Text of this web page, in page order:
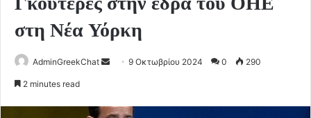
στη Νέα Υόρκη
AdminGreekChat
Send9 Οκτωβρίου 2024 0 290
2 minutes read